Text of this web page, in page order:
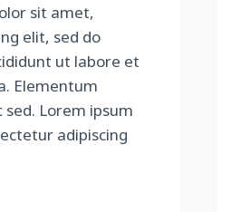
sit amet,
elit, sed do
ut labore et
Elementum
Lorem ipsum
adipiscing